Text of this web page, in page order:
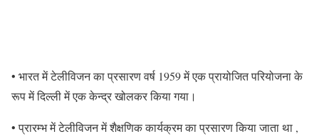
• भारत में टेलीविजन का प्रसारण वर्ष 1959 में एक प्रायोजित परियोजना के
रूप में दिल्ली में एक केन्द्र खोलकर किया गया।
• प्रारम्भ में टेलीविजन में शैक्षणिक कार्यक्रम का प्रसारण किया जाता था ,